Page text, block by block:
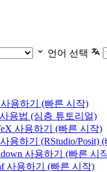
언어 선택
용하기 (빠른 시작)
용법 (심층 튜토리얼)
사용하기 (빠른 시작)
용하기 (RStudio/Posit)
사용하기 (빠른 시
사용하기 (빠른 시작)